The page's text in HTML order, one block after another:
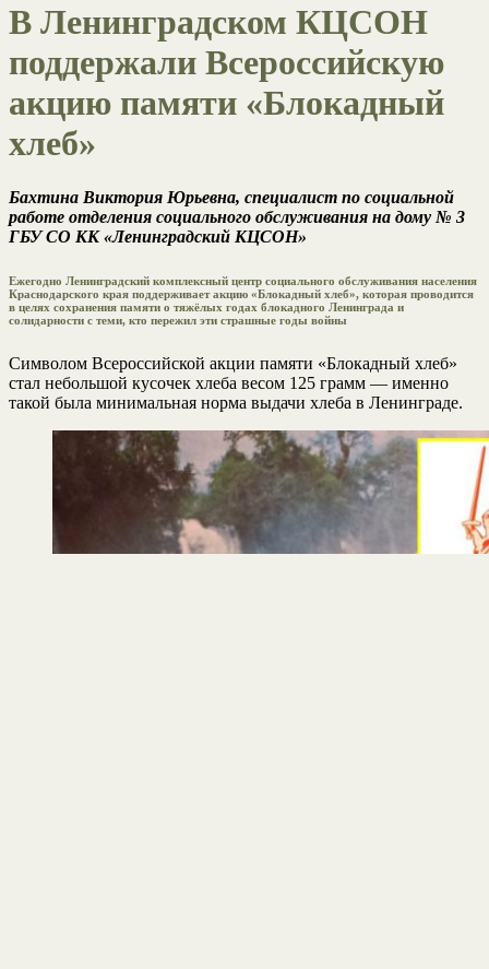
В Ленинградском КЦСОН
поддержали Всероссийскую
акцию памяти «Блокадный
хлеб»
Бахтина Виктория Юрьевна, специалист по социальной
работе отделения социального обслуживания на дому № 3
ГБУ СО КК «Ленинградский КЦСОН»
Ежегодно Ленинградский комплексный центр социального обслуживания населения
Краснодарского края поддерживает акцию «Блокадный хлеб», которая проводится
в целях сохранения памяти о тяжёлых годах блокадного Ленинграда и
солидарности с теми, кто пережил эти страшные годы войны
Символом Всероссийской акции памяти «Блокадный хлеб»
стал небольшой кусочек хлеба весом 125 грамм — именно
такой была минимальная норма выдачи хлеба в Ленинграде.